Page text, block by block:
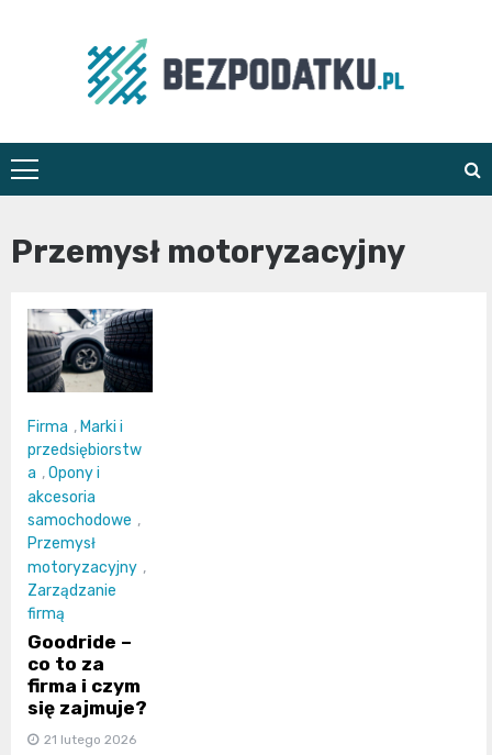
bezpodatku.pl
Przemysł motoryzacyjny
Firma , Marki i
przedsiębiorstw
a ,Opony i
akcesoria
samochodowe ,
Przemysł
motoryzacyjny ,
Zarządzanie
firmą
Goodride –
co to za
firma i czym
się zajmuje?
21 lutego 2026